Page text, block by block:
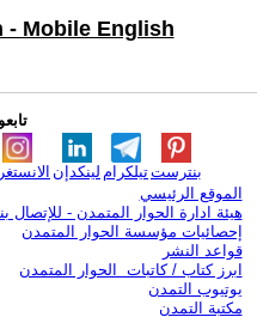
- Mobile English
لينكدإن تيلكرامبنترست
الموقع الرئيسي
هيئة ادارة الحوار المتمدن - للإتصال
إحصائيات مؤسسة الحوار المتمدن
قواعد النشر
ابرز كتاب / كاتبات الحوار المتمدن
يوتيوب التمدن
مكتبة التمدن